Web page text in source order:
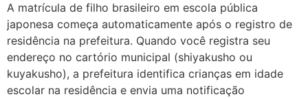
A matrícula de filho brasileiro em escola pública
japonesa começa automaticamente após o registro de
residência na prefeitura. Quando você registra seu
endereço no cartório municipal (shiyakusho ou
kuyakusho), a prefeitura identifica crianças em idade
escolar na residência e envia uma notificação